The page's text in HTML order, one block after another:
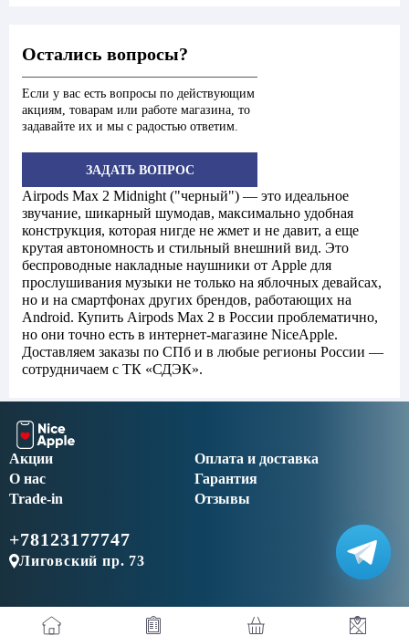
Остались вопросы?
Если у вас есть вопросы по действующим
акциям, товарам или работе магазина, то
задавайте их и мы с радостью ответим.
ЗАДАТЬ ВОПРОС
Airpods Max 2 Midnight ("черный") — это идеальное
звучание, шикарный шумодав, максимально удобная
конструкция, которая нигде не жмет и не давит, а еще
крутая автономность и стильный внешний вид. Это
беспроводные накладные наушники от Apple для
прослушивания музыки не только на яблочных девайсах,
но и на смартфонах других брендов, работающих на
Android. Купить Airpods Max 2 в России проблематично,
но они точно есть в интернет-магазине NiceApple.
Доставляем заказы по СПб и в любые регионы России —
сотрудничаем с ТК «СДЭК».
Акции
О нас
Оплата и доставка
Trade-in
Гарантия
Отзывы
+78123177747
Лиговский пр. 73